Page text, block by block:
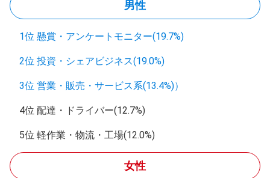
男性
1位 懸賞・アンケートモニター(19.7%)
2位 投資・シェアビジネス(19.0%)
3位 営業・販売・サービス系(13.4%)）
4位 配達・ドライバー(12.7%)
5位 軽作業・物流・工場(12.0%)
女性